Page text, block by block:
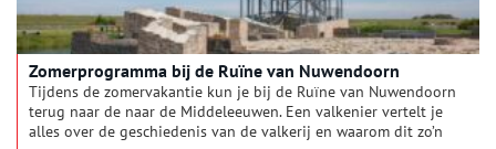
Zomerprogramma bij de Ruïne van Nuwendoorn
Tijdens de zomervakantie kun je bij de Ruïne van Nuwendoorn
terug naar de naar de Middeleeuwen. Een valkenier vertelt je
alles over de geschiedenis van de valkerij en waarom dit zo’n